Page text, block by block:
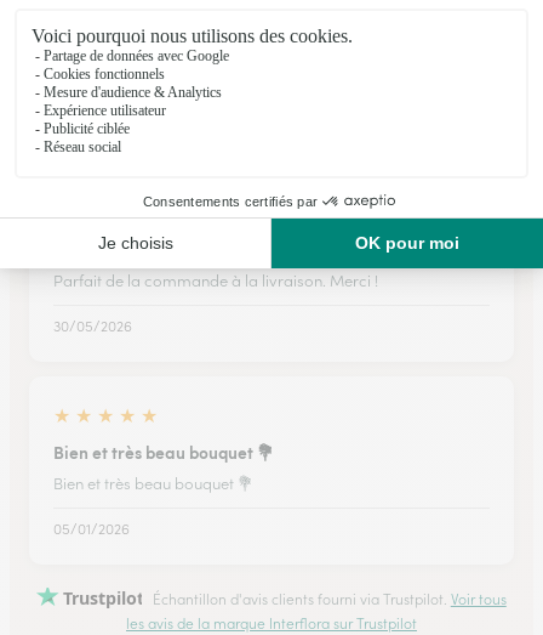
entreprise qui fait travaillé les…
entreprise qui fait travaillé les artisans locaux ,qui garanti la
fraicheur du produit
22/06/2026
★ ★ ★ ★ ★
Parfait de la commande à la livraison
Parfait de la commande à la livraison. Merci !
30/05/2026
★ ★ ★ ★ ★
Bien et très beau bouquet 💐
Bien et très beau bouquet 💐
05/01/2026
Trustpilot Échantillon d'avis clients fourni via Trustpilot. Voir tous
les avis de la marque Interflora sur Trustpilot